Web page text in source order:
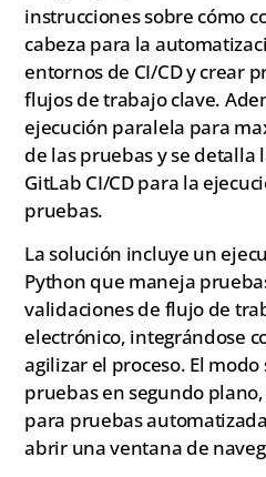
instrucciones sobre cómo
cabeza para la
entornos de CI/CD y crear
flujos de trabajo clave.
ejecución paralela para
de las pruebas y se detalla
GitLab CI/CD para la
pruebas.
La solución incluye un
Python que maneja
validaciones de flujo de
electrónico, integrándose
agilizar el proceso. El
pruebas en segundo
para pruebas
abrir una ventana de